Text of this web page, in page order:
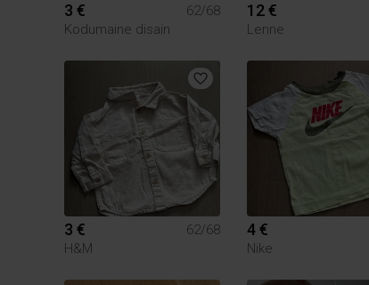
3 €
62/68
Kodumaine disain
12 €
Lenne
3 €
62/68
H&M
4 €
Nike